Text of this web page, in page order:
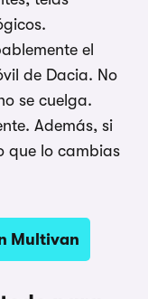
el
de Dacia. No
se cuelga.
Además, si
que lo cambias
Multivan